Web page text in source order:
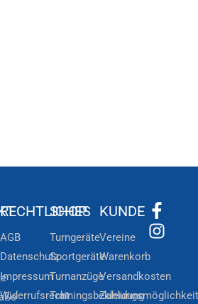
RECHTLICHES
AGB
Datenschutz
Impressum
Widerrufsrecht
SHOP
Turngeräte
Sportgeräte
Turnanzüge
Trainingsbekleidung
KUNDE
Vereine
Warenkorb
Versandkosten